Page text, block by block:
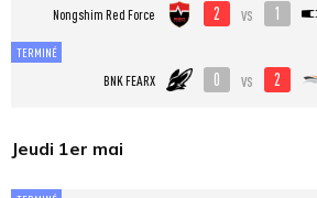
Nongshim Red Force 2 vs 1
TERMINÉ
BNK FEARX 0 vs 2
Jeudi 1er mai